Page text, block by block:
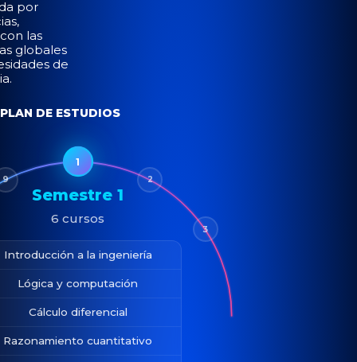
por
las
globales
de
PLAN DE ESTUDIOS
Semestre 1
6 cursos
Introducción a la ingeniería
Lógica y computación
Cálculo diferencial
Razonamiento cuantitativo
1
2
3
9